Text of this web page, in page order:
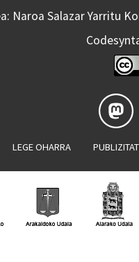
Naroa Salazar Yarritu
LEGE OHARRA